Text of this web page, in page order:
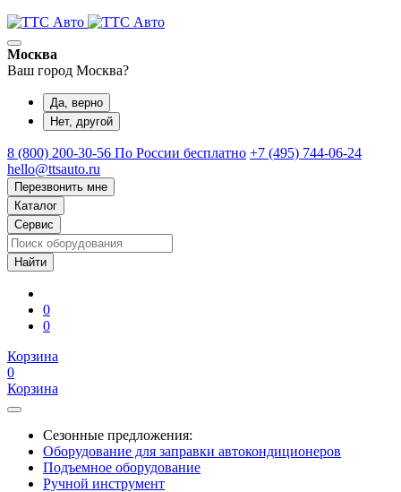
Москва
Ваш город Москва?
Да, верно
Нет, другой
8 (800) 200-30-56 По России бесплатно +7 (495) 744-06-24
hello@ttsauto.ru
Перезвонить мне
Каталог
Сервис
0
0
Корзина
0
Корзина
Сезонные предложения:
Оборудование для заправки автокондиционеров
Подъемное оборудование
Ручной инструмент